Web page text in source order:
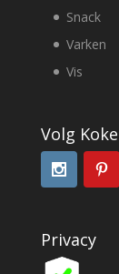
Snack
Varken
Vis
Volg
Privacy